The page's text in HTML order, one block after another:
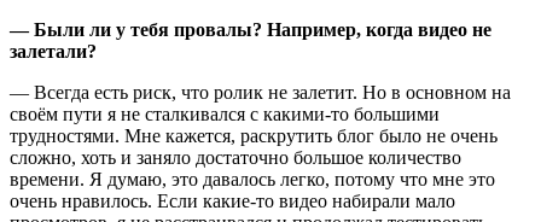
— Были ли у тебя провалы? Например, когда видео не
залетали?
— Всегда есть риск, что ролик не залетит. Но в основном на
своём пути я не сталкивался с какими‑то большими
трудностями. Мне кажется, раскрутить блог было не очень
сложно, хоть и заняло достаточно большое количество
времени. Я думаю, это давалось легко, потому что мне это
очень нравилось. Если какие‑то видео набирали мало